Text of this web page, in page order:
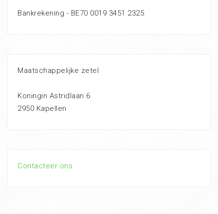
Bankrekening - BE70 0019 3451 2325
Maatschappelijke zetel
Koningin Astridlaan 6
2950 Kapellen
Contacteer ons